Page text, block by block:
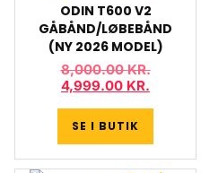
ODIN T600 V2
GÅBÅND/LØBEBÅND
(NY 2026 MODEL)
8,000.00KR.
4,999.00 KR.
SE I BUTIK